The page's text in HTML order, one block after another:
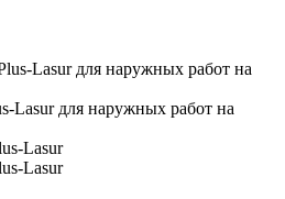
Lasur для наружных работ на
Lasur
Lasur